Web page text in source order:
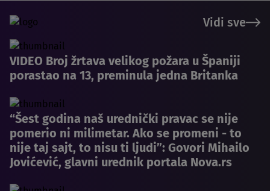
Vidi sve
VIDEO Broj žrtava velikog požara u Španiji
porastao na 13, preminula jedna Britanka
“Šest godina naš urednički pravac se nije
pomerio ni milimetar. Ako se promeni - to
nije taj sajt, to nisu ti ljudi”: Govori Mihailo
Jovićević, glavni urednik portala Nova.rs